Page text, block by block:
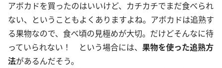
アボカドを買ったのはいいけど、カチカチでまだ食べられ
ない、ということもよくありますよね。アボカドは追熟す
る果物なので、食べ頃の見極めが大切。だけどそんなに待
っていられない！ という場合には、 果物を使った追熟方
法があるんだそう。